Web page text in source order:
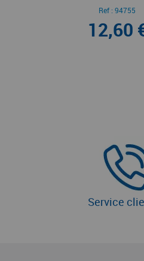
Ref : 94755
12,60
Service